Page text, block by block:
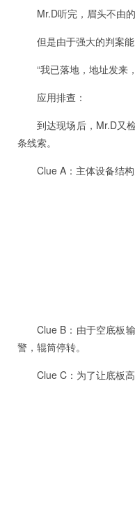
Mr.D听完，眉头不由
但是由于强大的判案
“我已落地，地址发来
应用排查：
到达现场后，Mr.D又
条线索。
Clue A：主体设备结
Clue B：由于空底板
警，辊筒停转。
Clue C：为了让底板